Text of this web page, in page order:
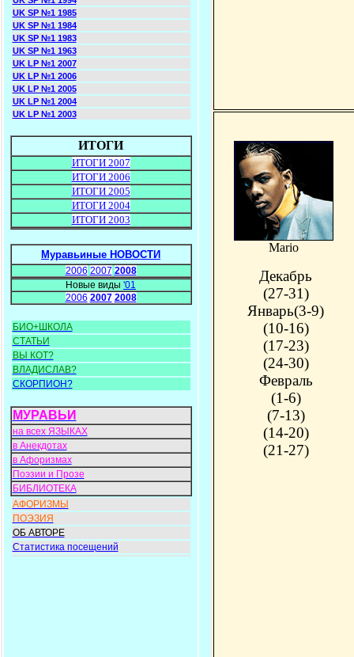
UK SP №1 1985
UK SP №1 1984
UK SP №1 1983
UK SP №1 1963
UK LP №1 2007
UK LP №1 2006
UK LP №1 2005
UK LP №1 2004
UK LP №1 2003
ИТОГИ
ИТОГИ 2007
ИТОГИ 2006
ИТОГИ 2005
ИТОГИ 2004
ИТОГИ 2003
Муравьиные НОВОСТИ
2006 2007 2008
Новые виды'01
2006 2007 2008
БИО+ШКОЛА
СТАТЬИ
ВЫ КОТ?
ВЛАДИСЛАВ?
СКОРПИОН?
МУРАВЬИ
на всех ЯЗЫКАХ
в Анекдотах
в Афоризмах
Поэзии и Прозе
БИБЛИОТЕКА
АФОРИЗМЫ
ПОЭЗИЯ
ОБ АВТОРЕ
Статистика посещений
Mario
Декабрь
(27-31)
Январь(3-9)
(10-16)
(17-23)
(24-30)
Февраль
(1-6)
(7-13)
(14-20)
(21-27)